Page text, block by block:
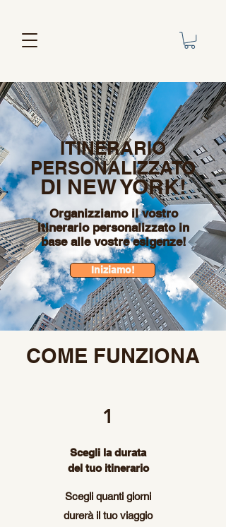
ITINERARIO
PERSONALIZZATO
DI NEW YORK!
Organizziamo il vostro
itinerario personalizzato in
base alle vostre esigenze!
Iniziamo!
COME FUNZIONA
1
Scegli la durata
del tuo itinerario
Scegli quanti giorni
durerà il tuo viaggio